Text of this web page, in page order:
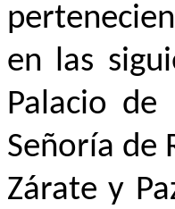
en las
Palacio de
Señoría de
Zárate y